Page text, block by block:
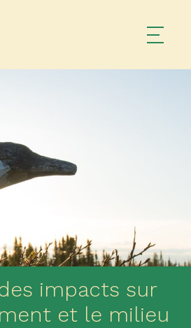
impacts sur
et le milieu